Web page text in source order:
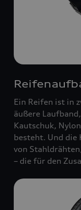
Ein Reifen ist in
äußere
Kautschuk,
besteht. Und die
von
– die für den